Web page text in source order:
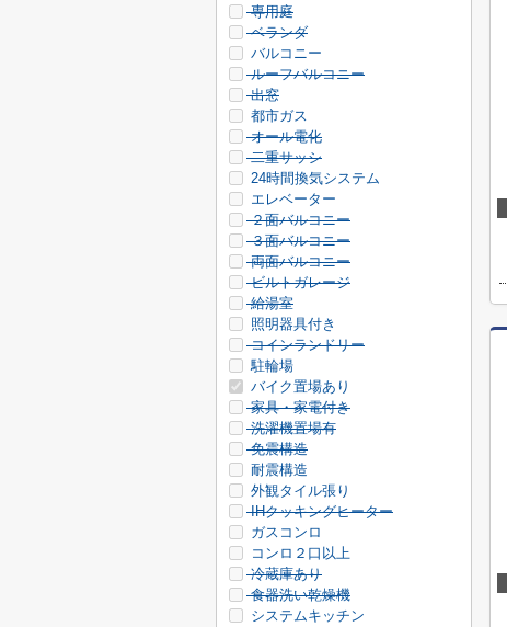
専用庭
ベランダ
バルコニー
ルーフバルコニー
出窓
都市ガス
オール電化
二重サッシ
24時間換気システム
エレベーター
２面バルコニー
３面バルコニー
両面バルコニー
ビルトガレージ
給湯室
照明器具付き
コインランドリー
駐輪場
バイク置場あり
家具・家電付き
洗濯機置場有
免震構造
耐震構造
外観タイル張り
IHクッキングヒーター
ガスコンロ
コンロ２口以上
冷蔵庫あり
食器洗い乾燥機
システムキッチン